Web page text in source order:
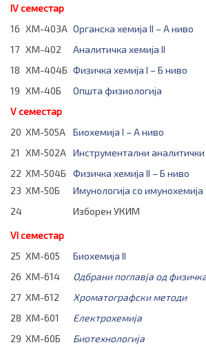
IV семестар
16 ХМ-403А Органска хемија II – А ниво
17 ХМ-402
Аналитичка хемија II
18 ХМ-404Б Физичка хемија I – Б ниво
19 ХМ-40Б
Општа физиологија
V семестар
20 ХМ-505А
Биохемија I – А ниво
21 ХМ-502А Инструментални
22 ХМ-504Б
Физичка хемија II – Б ниво
23
24
ХМ-50Б
Имунологија со имунохемија
Изборен УКИМ
VI семестар
25 ХМ-605
Биохемија II
26 ХМ-614
Одбрани поглавја од
27 ХМ-612
Хроматографски методи
28 ХМ-601
Електрохемија
29 ХМ-60Б
Биотехнологија